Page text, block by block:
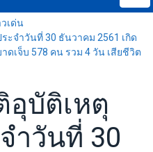
เด่น
จำวันที่ 30 ธันวาคม 2561 เกิด
ดเจ็บ 578 คน รวม 4 วัน เสียชีวิต
อุบัติเหตุ
ำวันที่ 30